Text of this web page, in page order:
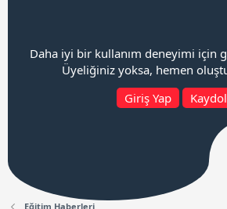
Daha iyi bir kullanım deneyimi için
Üyeliğiniz yoksa, hemen
Giriş Yap
Kaydol
Eğitim Haberleri